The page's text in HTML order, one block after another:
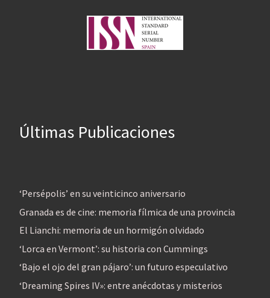
Últimas Publicaciones
‘Persépolis’ en su veinticinco aniversario
Granada es de cine: memoria fílmica de una provincia
El Lianchi: memoria de un hormigón olvidado
‘Lorca en Vermont’: su historia con Cummings
‘Bajo el ojo del gran pájaro’: un futuro especulativo
‘Dreaming Spires IV»: entre anécdotas y misterios